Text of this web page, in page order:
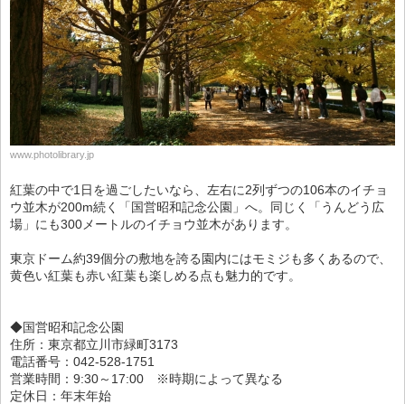
www.photolibrary.jp
紅葉の中で1日を過ごしたいなら、左右に2列ずつの106本のイチョ
ウ並木が200m続く「国営昭和記念公園」へ。同じく「うんどう広
場」にも300メートルのイチョウ並木があります。
東京ドーム約39個分の敷地を誇る園内にはモミジも多くあるので、
黄色い紅葉も赤い紅葉も楽しめる点も魅力的です。
◆国営昭和記念公園
住所：東京都立川市緑町3173
電話番号：042-528-1751
営業時間：9:30～17:00 ※時期によって異なる
定休日：年末年始